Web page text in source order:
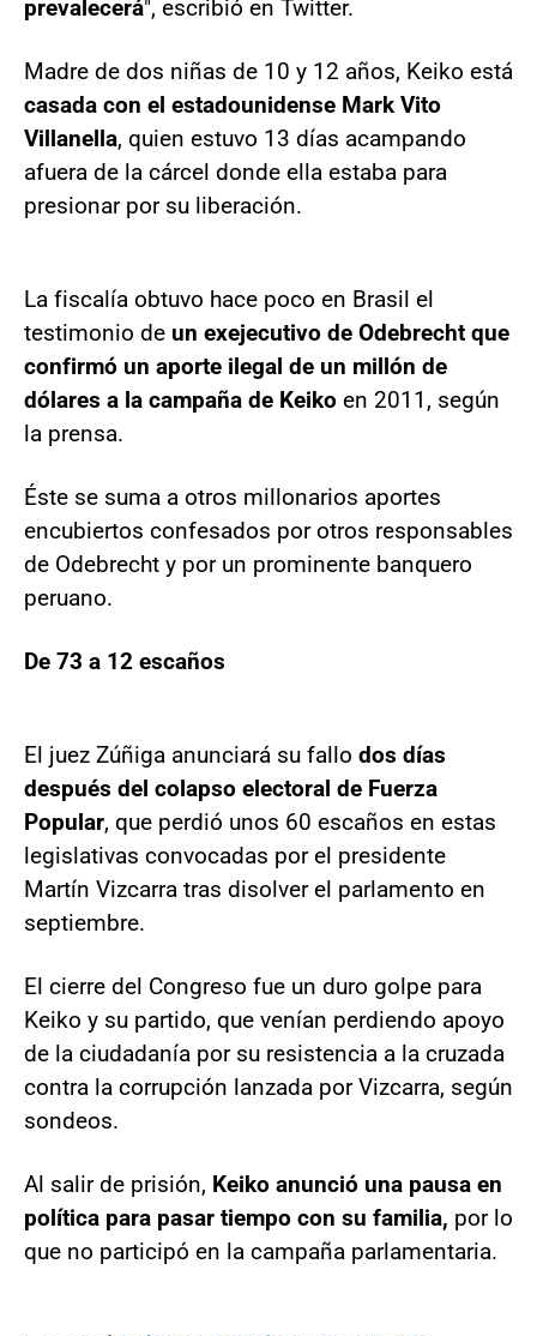
prevalecerá", escribió en Twitter.
Madre de dos niñas de 10 y 12 años, Keiko está
casada con el estadounidense Mark Vito
Villanella, quien estuvo 13 días acampando
afuera de la cárcel donde ella estaba para
presionar por su liberación.
La fiscalía obtuvo hace poco en Brasil el
testimonio de un exejecutivo de Odebrecht que
confirmó un aporte ilegal de un millón de
dólares a la campaña de Keiko en 2011, según
la prensa.
Éste se suma a otros millonarios aportes
encubiertos confesados por otros responsables
de Odebrecht y por un prominente banquero
peruano.
De 73 a 12 escaños
El juez Zúñiga anunciará su fallo dos días
después del colapso electoral de Fuerza
Popular, que perdió unos 60 escaños en estas
legislativas convocadas por el presidente
Martín Vizcarra tras disolver el parlamento en
septiembre.
El cierre del Congreso fue un duro golpe para
Keiko y su partido, que venían perdiendo apoyo
de la ciudadanía por su resistencia a la cruzada
contra la corrupción lanzada por Vizcarra, según
sondeos.
Al salir de prisión, Keiko anunció una pausa en
política para pasar tiempo con su familia, por lo
que no participó en la campaña parlamentaria.